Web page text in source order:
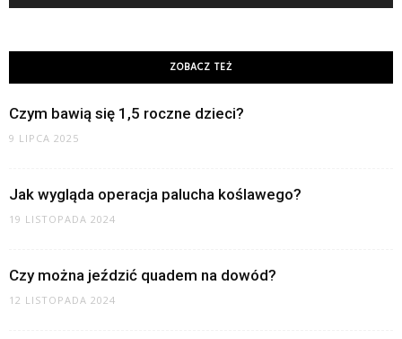
ZOBACZ TEŻ
Czym bawią się 1,5 roczne dzieci?
9 LIPCA 2025
Jak wygląda operacja palucha koślawego?
19 LISTOPADA 2024
Czy można jeździć quadem na dowód?
12 LISTOPADA 2024